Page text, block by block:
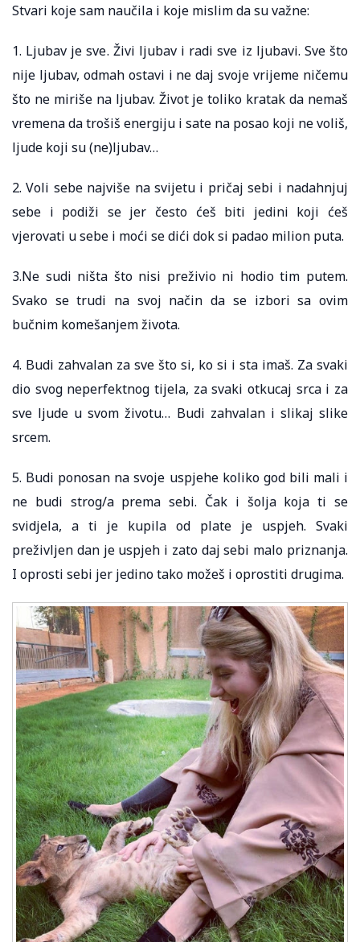
Stvari koje sam naučila i koje mislim da su važne:
1. Ljubav je sve. Živi ljubav i radi sve iz ljubavi. Sve što
nije ljubav, odmah ostavi i ne daj svoje vrijeme ničemu
što ne miriše na ljubav. Život je toliko kratak da nemaš
vremena da trošiš energiju i sate na posao koji ne voliš,
ljude koji su (ne)ljubav…
2. Voli sebe najviše na svijetu i pričaj sebi i nadahnjuj
sebe i podiži se jer često ćeš biti jedini koji ćeš
vjerovati u sebe i moći se dići dok si padao milion puta.
3.Ne sudi ništa što nisi preživio ni hodio tim putem.
Svako se trudi na svoj način da se izbori sa ovim
bučnim komešanjem života.
4. Budi zahvalan za sve što si, ko si i sta imaš. Za svaki
dio svog neperfektnog tijela, za svaki otkucaj srca i za
sve ljude u svom životu… Budi zahvalan i slikaj slike
srcem.
5. Budi ponosan na svoje uspjehe koliko god bili mali i
ne budi strog/a prema sebi. Čak i šolja koja ti se
svidjela, a ti je kupila od plate je uspjeh. Svaki
preživljen dan je uspjeh i zato daj sebi malo priznanja.
I oprosti sebi jer jedino tako možeš i oprostiti drugima.